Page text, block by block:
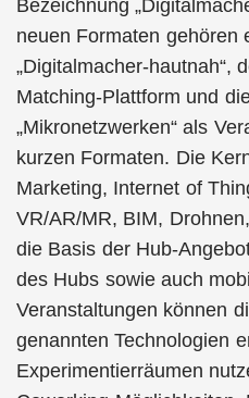
Bezeichnung
neuen Formaten gehören
„Digitalmacher-hautnah“,
Matching-Plattform und
„Mikronetzwerken“ als
kurzen Formaten. Die
Marketing, Internet of
VR/AR/MR, BIM,
die Basis der Hub-
des Hubs sowie auch
Veranstaltungen können
genannten Technologien
Experimentierräumen